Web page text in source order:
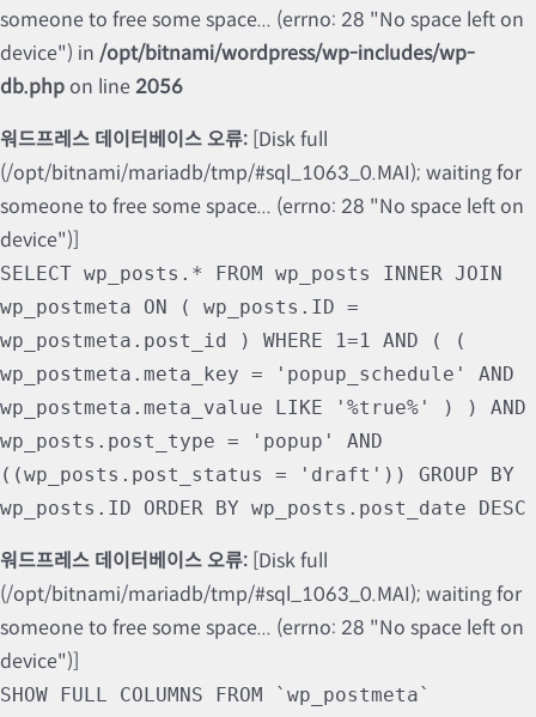
someone to free some space... (errno: 28 "No space left on
device") in /opt/bitnami/wordpress/wp-includes/wp-
db.php on line2056
워드프레스 데이터베이스 오류: [Disk full
(/opt/bitnami/mariadb/tmp/#sql_1063_0.MAI); waiting for
someone to free some space... (errno: 28 "No space left on
device")]
SELECT wp_posts.* FROM wp_posts INNER JOIN
wp_postmeta ON ( wp_posts.ID =
wp_postmeta.post_id ) WHERE 1=1 AND ( (
wp_postmeta.meta_key = 'popup_schedule' AND
wp_postmeta.meta_value LIKE '%true%' ) ) AND
wp_posts.post_type = 'popup' AND
((wp_posts.post_status = 'draft')) GROUP BY
wp_posts.ID ORDER BY wp_posts.post_date DESC
워드프레스 데이터베이스 오류: [Disk full
(/opt/bitnami/mariadb/tmp/#sql_1063_0.MAI); waiting for
someone to free some space... (errno: 28 "No space left on
device")]
SHOW FULL COLUMNS FROM `wp_postmeta`